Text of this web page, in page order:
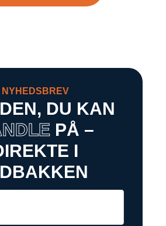
NYHEDSBREV
DU KAN
PÅ –
I